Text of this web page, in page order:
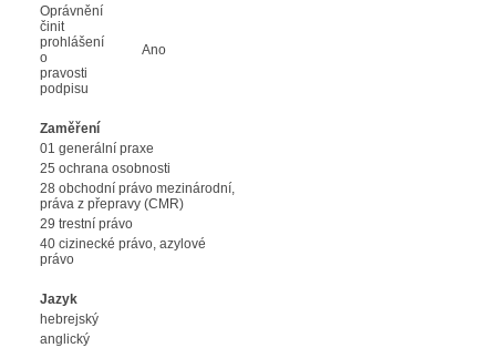
Oprávnění
činit
prohlášení
o
pravosti
podpisu
Ano
Zaměření
01 generální praxe
25 ochrana osobnosti
28 obchodní právo mezinárodní,
práva z přepravy (CMR)
29 trestní právo
40 cizinecké právo, azylové
právo
Jazyk
hebrejský
anglický